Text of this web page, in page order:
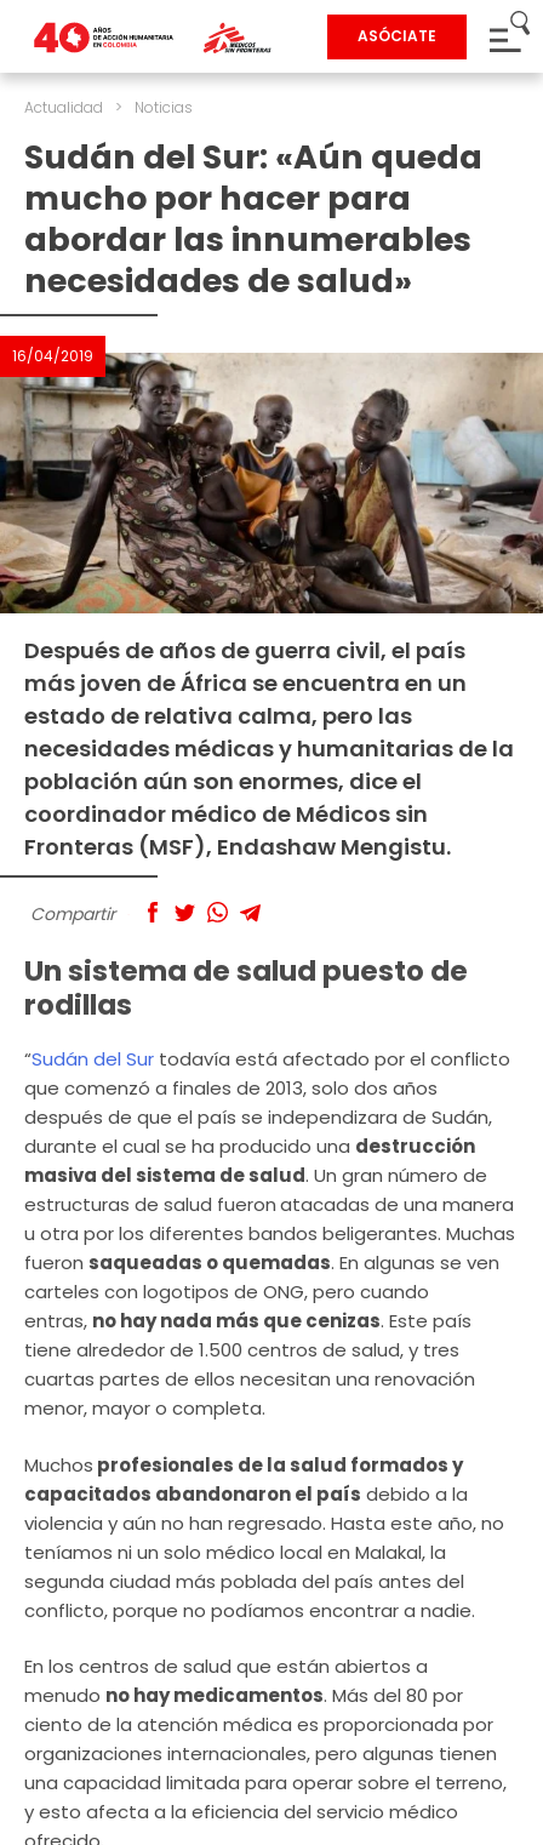
ASÓCIATE
Actualidad > Noticias
Sudán del Sur: «Aún queda
mucho por hacer para
abordar las innumerables
necesidades de salud»
16/04/2019
Después de años de guerra civil, el país
más joven de África se encuentra en un
estado de relativa calma, pero las
necesidades médicas y humanitarias de la
población aún son enormes, dice el
coordinador médico de Médicos sin
Fronteras (MSF), Endashaw Mengistu.
Compartir
Un sistema de salud puesto de
rodillas
“Sudán del Sur todavía está afectado por el conflicto
que comenzó a finales de 2013, solo dos años
después de que el país se independizara de Sudán,
durante el cual se ha producido una destrucción
masiva del sistema de salud. Un gran número de
estructuras de salud fueronatacadas de una manera
u otra por los diferentes bandos beligerantes. Muchas
fueron saqueadas o quemadas. En algunas se ven
carteles con logotipos de ONG, pero cuando
entras, no hay nada más que cenizas. Este país
tiene alrededor de 1.500 centros de salud, y tres
cuartas partes de ellos necesitan una renovación
menor, mayor o completa.
Muchos profesionales de la salud formados y
capacitados abandonaron el país debido a la
violencia y aún no han regresado. Hasta este año, no
teníamos ni un solo médico local en Malakal, la
segunda ciudad más poblada del país antes del
conflicto, porque no podíamos encontrar a nadie.
En los centros de salud que están abiertos a
menudo no hay medicamentos. Más del 80 por
ciento de la atención médica es proporcionada por
organizaciones internacionales, pero algunas tienen
una capacidad limitada para operar sobre el terreno,
y esto afecta a la eficiencia del servicio médico